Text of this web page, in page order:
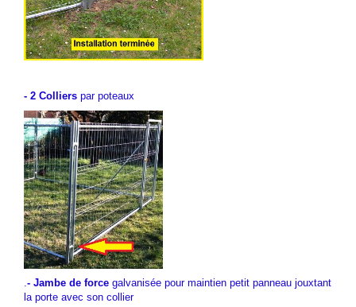
- 2 Colliers par poteaux
.- Jambe de force galvanisée pour maintien petit panneau jouxtant
la porte avec son collier